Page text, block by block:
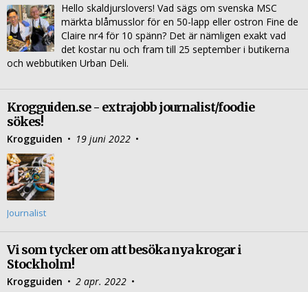
Hello skaldjurslovers! Vad sägs om svenska MSC
märkta blåmusslor för en 50-lapp eller ostron Fine de
Claire nr4 för 10 spänn? Det är nämligen exakt vad
det kostar nu och fram till 25 september i butikerna
och webbutiken Urban Deli.
Krogguiden.se - extrajobb journalist/foodie
sökes!
Krogguiden • 19 juni 2022 •
Journalist
Vi som tycker om att besöka nya krogar i
Stockholm!
Krogguiden • 2 apr. 2022 •